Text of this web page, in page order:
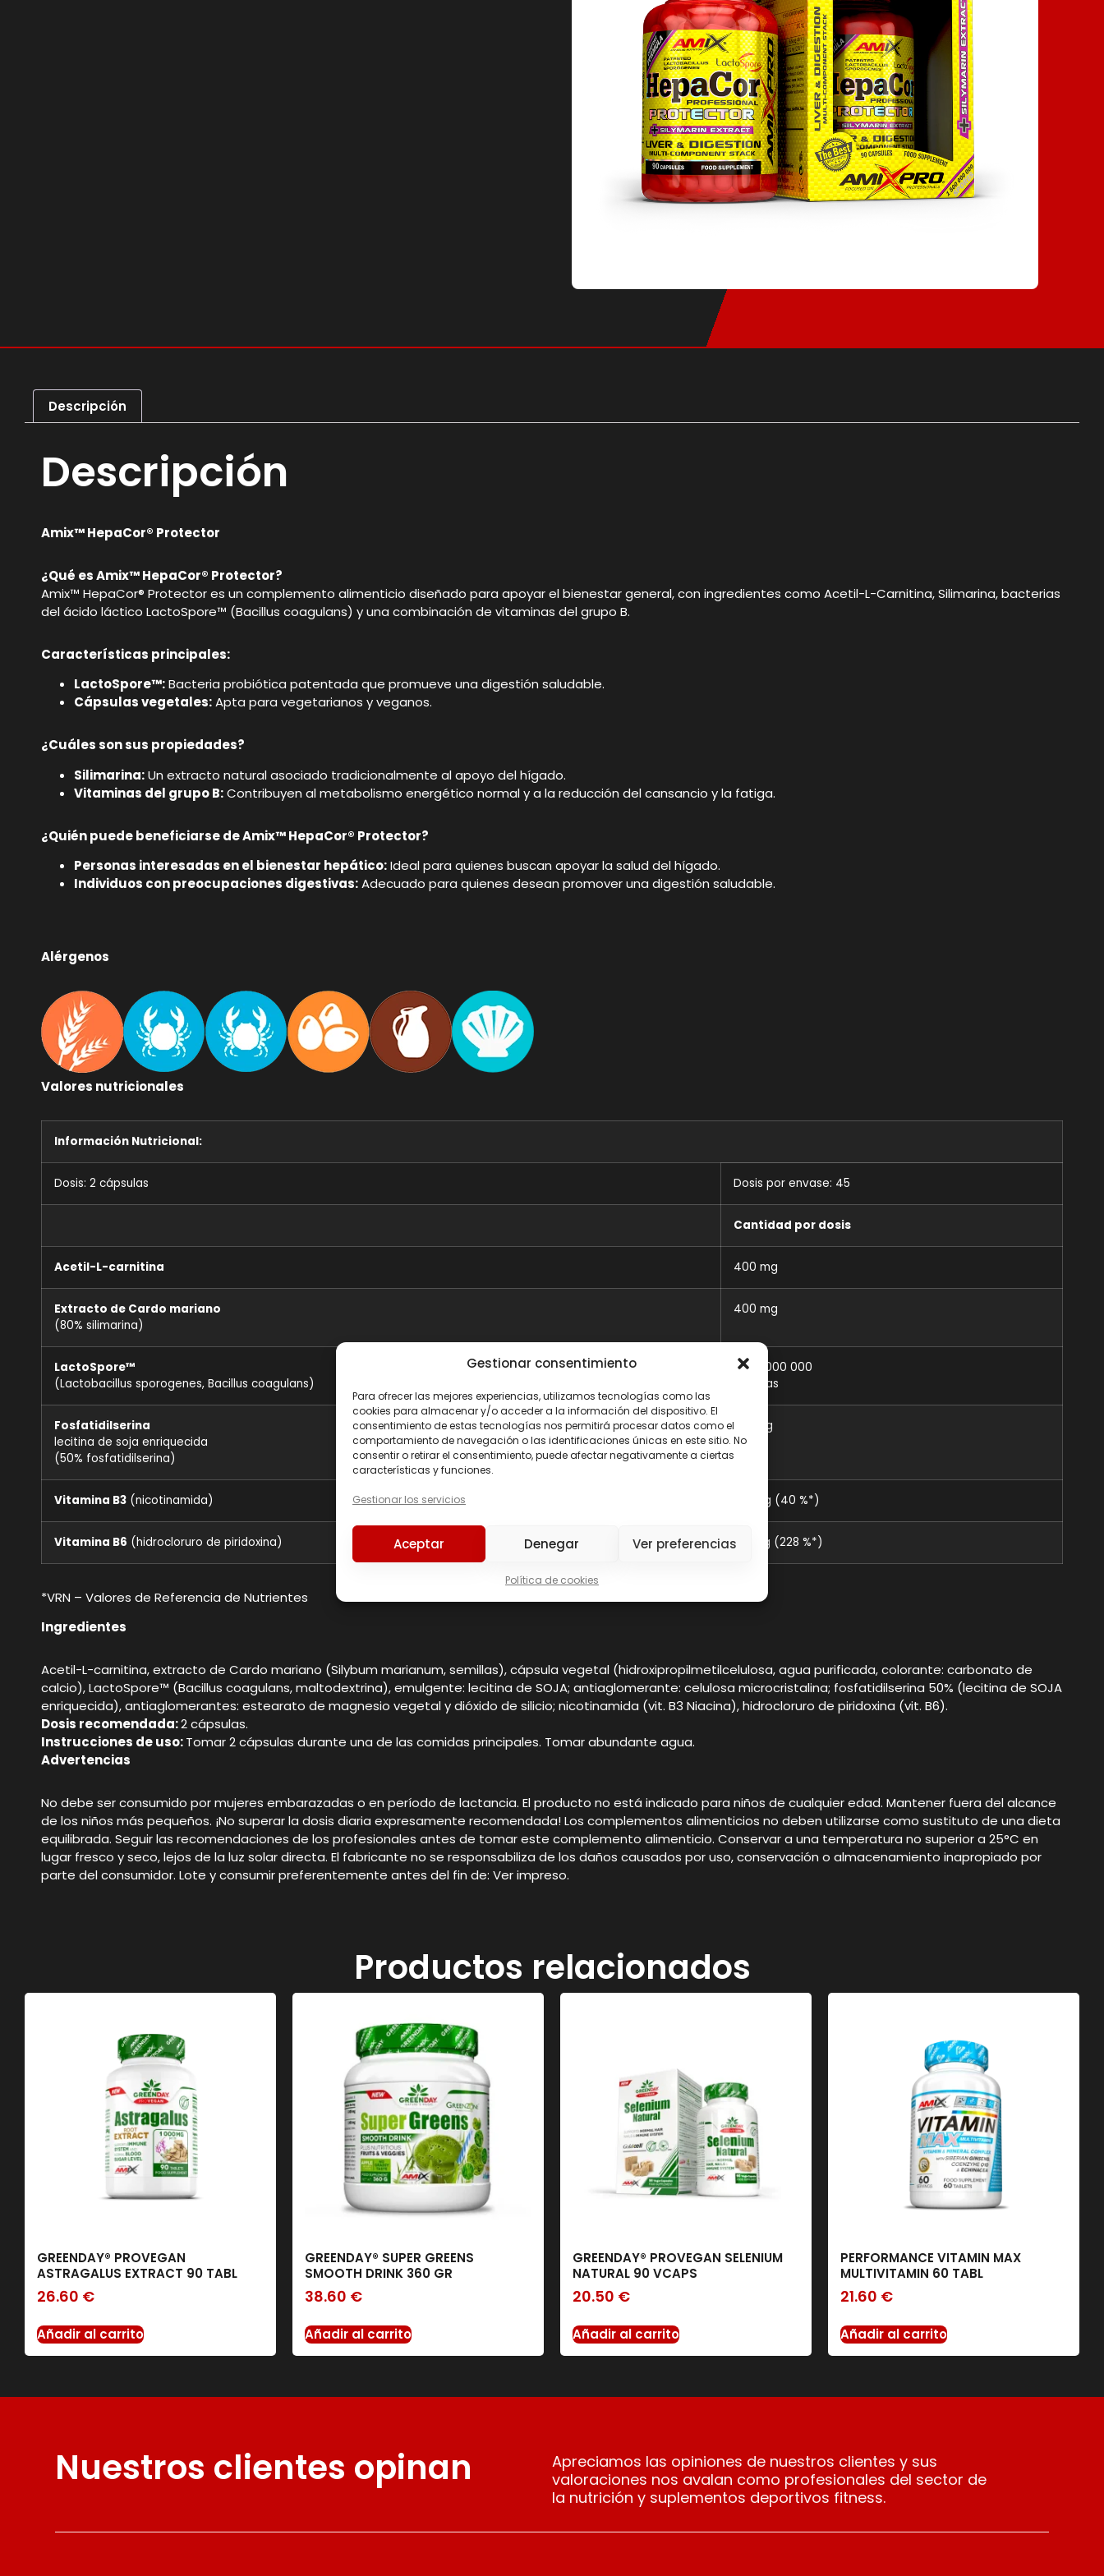
Gestionar consentimiento
Para ofrecer las mejores experiencias, utilizamos tecnologías como las
cookies para almacenar y/o acceder a la información del dispositivo. El
consentimiento de estas tecnologías nos permitirá procesar datos como el
comportamiento de navegación o las identificaciones únicas en este sitio. No
consentir o retirar el consentimiento, puede afectar negativamente a ciertas
características y funciones.
Gestionar los servicios
Aceptar Denegar Ver preferencias
Política de cookies
Descripción
Descripción
Amix™ HepaCor® Protector
¿Qué es Amix™ HepaCor® Protector?
Amix™ HepaCor® Protector es un complemento alimenticio diseñado para apoyar el bienestar general, con ingredientes como Acetil-L-Carnitina, Silimarina, bacterias
del ácido láctico LactoSpore™ (Bacillus coagulans) y una combinación de vitaminas del grupo B.
Características principales:
LactoSpore™:Bacteria probiótica patentada que promueve una digestión saludable.
Cápsulas vegetales:Apta para vegetarianos y veganos.
¿Cuáles son sus propiedades?
Silimarina:Un extracto natural asociado tradicionalmente al apoyo del hígado.
Vitaminas del grupo B:Contribuyen al metabolismo energético normal y a la reducción del cansancio y la fatiga.
¿Quién puede beneficiarse de Amix™ HepaCor® Protector?
Personas interesadas en el bienestar hepático:Ideal para quienes buscan apoyar la salud del hígado.
Individuos con preocupaciones digestivas:Adecuado para quienes desean promover una digestión saludable.
Alérgenos
Valores nutricionales
Información Nutricional:
Dosis: 2 cápsulas Dosis por envase: 45
Cantidad por dosis
Acetil-L-carnitina 400 mg
Extracto de Cardo mariano
(80% silimarina)
400 mg
LactoSpore™
(Lactobacillus sporogenes, Bacillus coagulans)
1 500 000 000
esporas
Fosfatidilserina
lecitina de soja enriquecida
(50% fosfatidilserina)
100 mg
Vitamina B3 (nicotinamida) 6,5 mg (40 %*)
Vitamina B6 (hidrocloruro de piridoxina) 3,2 mg (228 %*)
*VRN – Valores de Referencia de Nutrientes
Ingredientes
Acetil-L-carnitina, extracto de Cardo mariano (Silybum marianum, semillas), cápsula vegetal (hidroxipropilmetilcelulosa, agua purificada, colorante: carbonato de
calcio), LactoSpore™ (Bacillus coagulans, maltodextrina), emulgente: lecitina de SOJA; antiaglomerante: celulosa microcristalina; fosfatidilserina 50% (lecitina de SOJA
enriquecida), antiaglomerantes: estearato de magnesio vegetal y dióxido de silicio; nicotinamida (vit. B3 Niacina), hidrocloruro de piridoxina (vit. B6).
Dosis recomendada:2 cápsulas.
Instrucciones de uso:Tomar 2 cápsulas durante una de las comidas principales. Tomar abundante agua.
Advertencias
No debe ser consumido por mujeres embarazadas o en período de lactancia. El producto no está indicado para niños de cualquier edad. Mantener fuera del alcance
de los niños más pequeños. ¡No superar la dosis diaria expresamente recomendada! Los complementos alimenticios no deben utilizarse como sustituto de una dieta
equilibrada. Seguir las recomendaciones de los profesionales antes de tomar este complemento alimenticio. Conservar a una temperatura no superior a 25°C en
lugar fresco y seco, lejos de la luz solar directa. El fabricante no se responsabiliza de los daños causados por uso, conservación o almacenamiento inapropiado por
parte del consumidor. Lote y consumir preferentemente antes del fin de: Ver impreso.
Productos relacionados
GREENDAY® PROVEGAN
ASTRAGALUS EXTRACT 90 TABL
26.60 €
Añadir al carrito
GREENDAY® SUPER GREENS
SMOOTH DRINK 360 GR
38.60 €
Añadir al carrito
GREENDAY® PROVEGAN SELENIUM
NATURAL 90 VCAPS
20.50 €
Añadir al carrito
PERFORMANCE VITAMIN MAX
MULTIVITAMIN 60 TABL
21.60 €
Añadir al carrito
Nuestros clientes opinan
Apreciamos las opiniones de nuestros clientes y sus
valoraciones nos avalan como profesionales del sector de
la nutrición y suplementos deportivos fitness.